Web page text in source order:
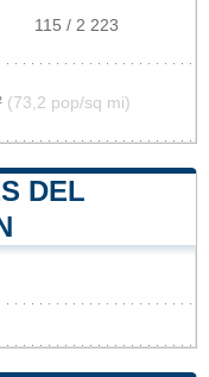
115 / 2 223
(73,2 pop/sq mi)
DEL